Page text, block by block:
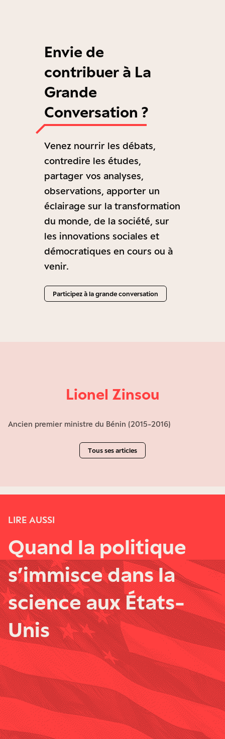
Envie de
contribuer à La
Grande
Conversation ?
Venez nourrir les débats,
contredire les études,
partager vos analyses,
observations, apporter un
éclairage sur la transformation
du monde, de la société, sur
les innovations sociales et
démocratiques en cours ou à
venir.
Participez à la grande conversation
Lionel Zinsou
Ancien premier ministre du Bénin (2015-2016)
Tous ses articles
LIRE AUSSI
Quand la politique
s’immisce dans la
science aux États-
Unis